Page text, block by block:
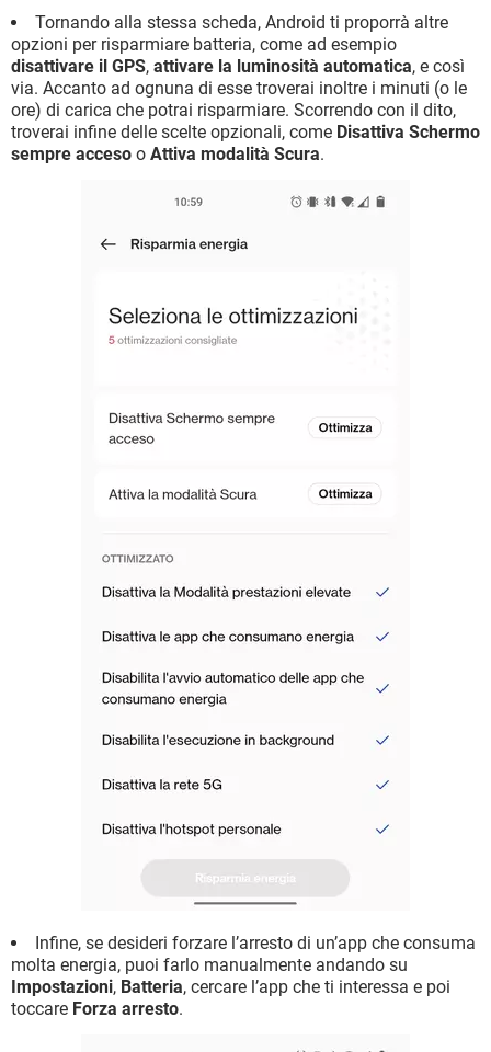
Tornando alla stessa scheda, Android ti proporrà altre
opzioni per risparmiare batteria, come ad esempio
disattivare il GPS, attivare la luminosità automatica, e così
via. Accanto ad ognuna di esse troverai inoltre i minuti (o le
ore) di carica che potrai risparmiare. Scorrendo con il dito,
troverai infine delle scelte opzionali, come Disattiva Schermo
sempre acceso o Attiva modalità Scura.
Infine, se desideri forzare l’arresto di un’app che consuma
molta energia, puoi farlo manualmente andando su
Impostazioni, Batteria, cercare l’app che ti interessa e poi
toccare Forza arresto.